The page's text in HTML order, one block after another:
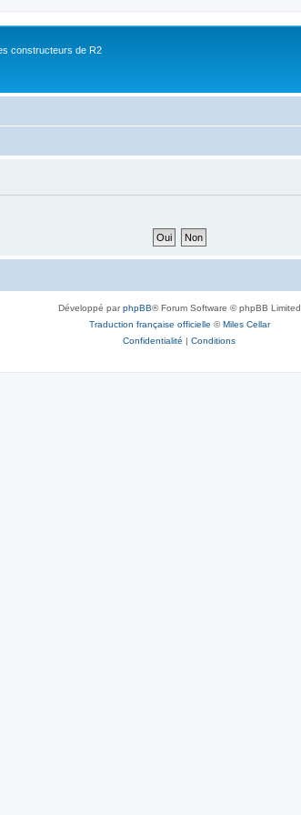
constructeurs de R2
Développé parphpBB® Forum Software © phpBB Limited
Traduction française officielle ©Miles Cellar
Confidentialité | Conditions